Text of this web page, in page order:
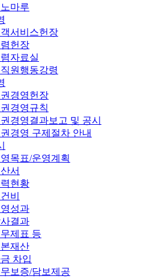
노마루
서비스헌장
헌장
자료실
원행동강령
경영헌장
경영규칙
경영결과보고 및 공시
경영 구제절차 안내
목표/운영계획
서
현황
비
성과
결과
제표 등
재산
차입
보증/담보제공